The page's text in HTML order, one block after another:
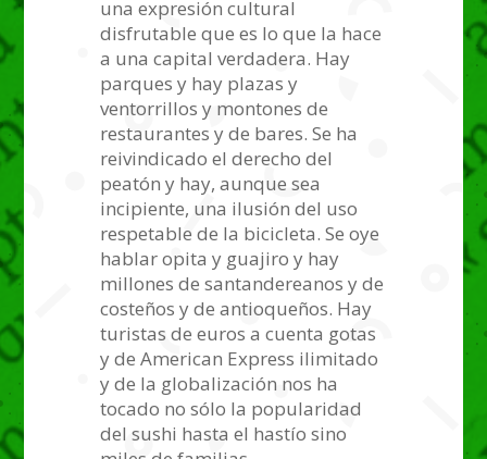
una expresión cultural
disfrutable que es lo que la hace
a una capital verdadera. Hay
parques y hay plazas y
ventorrillos y montones de
restaurantes y de bares. Se ha
reivindicado el derecho del
peatón y hay, aunque sea
incipiente, una ilusión del uso
respetable de la bicicleta. Se oye
hablar opita y guajiro y hay
millones de santandereanos y de
costeños y de antioqueños. Hay
turistas de euros a cuenta gotas
y de American Express ilimitado
y de la globalización nos ha
tocado no sólo la popularidad
del sushi hasta el hastío sino